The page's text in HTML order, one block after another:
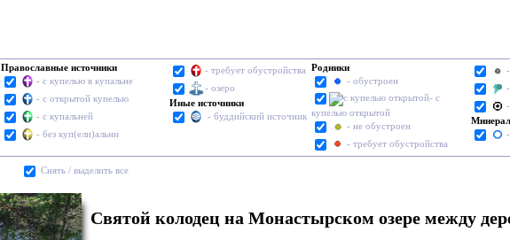
Православные источники
- с купелью в купальне
- с открытой купелью
- с купальней
- без куп(ели)альни
- требует обустройства
- озеро
Иные источники
- буддийский источник
Родники
- обустроен
- с
купелью открытой
- не обустроен
- требует обустройства
Cнять / выделить все
Святой колодец на Монастырском озере между